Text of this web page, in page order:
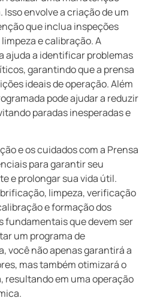
envolve a criação de um
que inclua inspeções
e calibração. A
ajuda a identificar problemas
garantindo que a prensa
ideais de operação. Além
pode ajudar a reduzir
paradas inesperadas e
e os cuidados com a Prensa
para garantir seu
e prolongar sua vida útil.
limpeza, verificação
e formação dos
fundamentais que devem ser
um programa de
você não apenas garantirá a
mas também otimizará o
resultando em uma operação